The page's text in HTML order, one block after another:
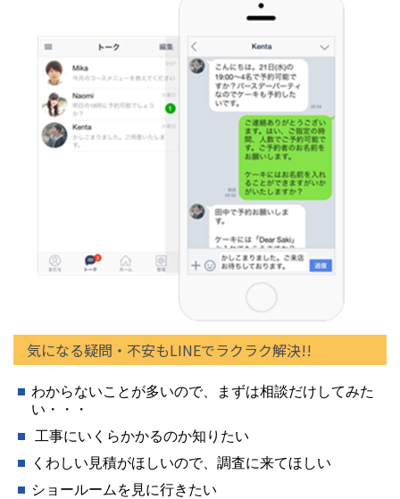
気になる疑問・不安もLINEでラクラク解決!!
わからないことが多いので、まずは相談だけしてみた
い・・・
工事にいくらかかるのか知りたい
くわしい見積がほしいので、調査に来てほしい
ショールームを見に行きたい